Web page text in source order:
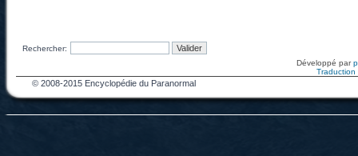
Rechercher:
Développé par
Traduction
© 2008-2015 Encyclopédie du Paranormal